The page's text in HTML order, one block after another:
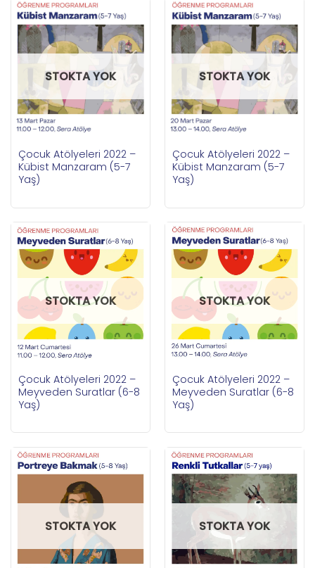
STOKTA YOK
Çocuk Atölyeleri 2022 –
Kübist Manzaram (5-7
Yaş)
STOKTA YOK
Çocuk Atölyeleri 2022 –
Kübist Manzaram (5-7
Yaş)
STOKTA YOK
Çocuk Atölyeleri 2022 –
Meyveden Suratlar (6-8
Yaş)
STOKTA YOK
Çocuk Atölyeleri 2022 –
Meyveden Suratlar (6-8
Yaş)
STOKTA YOK STOKTA YOK